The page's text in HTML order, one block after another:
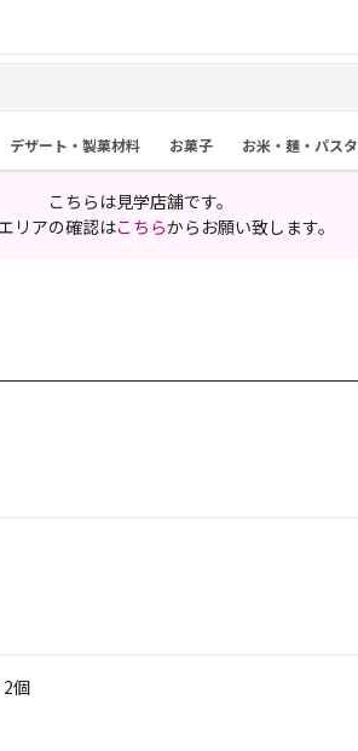
デザート・製菓材料 お菓子 お米・麺・パスタ
こちらは見学店舗です。
リアの確認はこちらからお願い致します。
2個